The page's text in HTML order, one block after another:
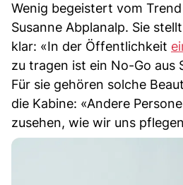
Wenig begeistert vom
Susanne Abplanalp. Sie
klar: «In der Öffentlichkeit
zu tragen ist ein No-Go aus
Für sie gehören solche
die Kabine: «Andere
zusehen, wie wir uns